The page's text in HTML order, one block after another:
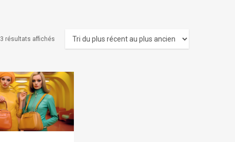
3 résultats affichés